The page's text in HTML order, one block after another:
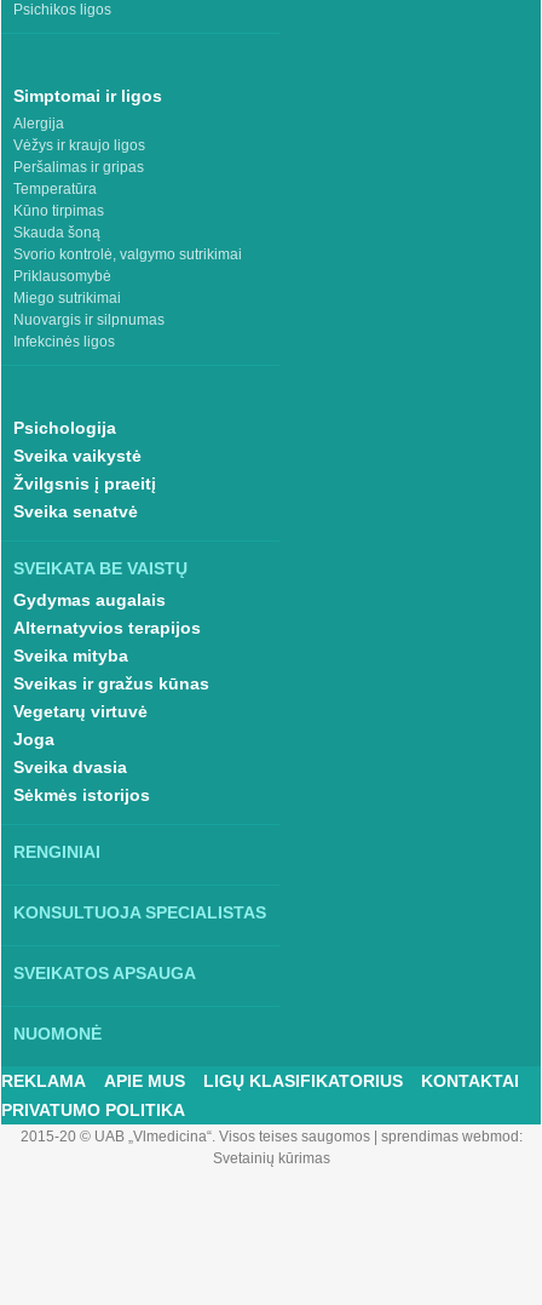
Psichikos ligos
Simptomai ir ligos
Alergija
Vėžys ir kraujo ligos
Peršalimas ir gripas
Temperatūra
Kūno tirpimas
Skauda šoną
Svorio kontrolė, valgymo sutrikimai
Priklausomybė
Miego sutrikimai
Nuovargis ir silpnumas
Infekcinės ligos
Psichologija
Sveika vaikystė
Žvilgsnis į praeitį
Sveika senatvė
SVEIKATA BE VAISTŲ
Gydymas augalais
Alternatyvios terapijos
Sveika mityba
Sveikas ir gražus kūnas
Vegetarų virtuvė
Joga
Sveika dvasia
Sėkmės istorijos
RENGINIAI
KONSULTUOJA SPECIALISTAS
SVEIKATOS APSAUGA
NUOMONĖ
REKLAMA APIE MUS LIGŲ KLASIFIKATORIUS
KONTAKTAI
PRIVATUMO POLITIKA
2015-20 © UAB „Vlmedicina“. Visos teises saugomos| sprendimas webmod:
Svetainių kūrimas